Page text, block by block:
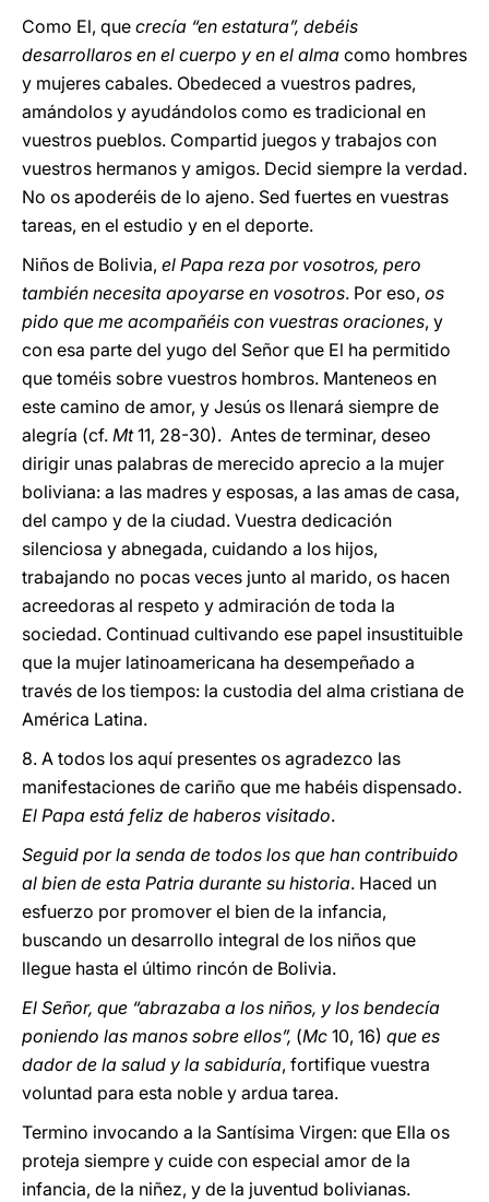
Como El, que crecía “en estatura”, debéis
desarrollaros en el cuerpo y en el alma como hombres
y mujeres cabales. Obedeced a vuestros padres,
amándolos y ayudándolos como es tradicional en
vuestros pueblos. Compartid juegos y trabajos con
vuestros hermanos y amigos. Decid siempre la verdad.
No os apoderéis de lo ajeno. Sed fuertes en vuestras
tareas, en el estudio y en el deporte.
Niños de Bolivia, el Papa reza por vosotros, pero
también necesita apoyarse en vosotros. Por eso, os
pido que me acompañéis con vuestras oraciones, y
con esa parte del yugo del Señor que El ha permitido
que toméis sobre vuestros hombros. Manteneos en
este camino de amor, y Jesús os llenará siempre de
alegría (cf. Mt11, 28-30). Antes de terminar, deseo
dirigir unas palabras de merecido aprecio a la mujer
boliviana: a las madres y esposas, a las amas de casa,
del campo y de la ciudad. Vuestra dedicación
silenciosa y abnegada, cuidando a los hijos,
trabajando no pocas veces junto al marido, os hacen
acreedoras al respeto y admiración de toda la
sociedad. Continuad cultivando ese papel insustituible
que la mujer latinoamericana ha desempeñado a
través de los tiempos: la custodia del alma cristiana de
América Latina.
8. A todos los aquí presentes os agradezco las
manifestaciones de cariño que me habéis dispensado.
El Papa está feliz de haberos visitado.
Seguid por la senda de todos los que han contribuido
al bien de esta Patria durante su historia. Haced un
esfuerzo por promover el bien de la infancia,
buscando un desarrollo integral de los niños que
llegue hasta el último rincón de Bolivia.
El Señor, que “abrazaba a los niños, y los bendecía
poniendo las manos sobre ellos”, (Mc 10, 16) que es
dador de la salud y la sabiduría, fortifique vuestra
voluntad para esta noble y ardua tarea.
Termino invocando a la Santísima Virgen: que Ella os
proteja siempre y cuide con especial amor de la
infancia, de la niñez, y de la juventud bolivianas.